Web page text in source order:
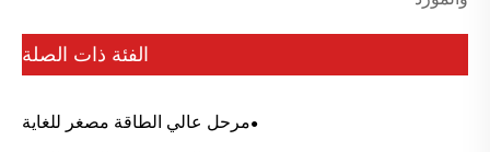
الفئة ذات الصلة
مرحل عالي الطاقة مصغر للغاية